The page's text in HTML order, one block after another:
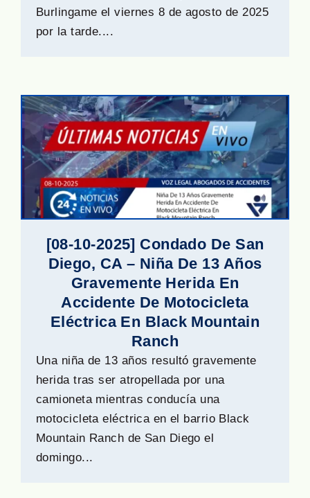
Burlingame el viernes 8 de agosto de 2025
por la tarde....
[08-10-2025] Condado De San
Diego, CA – Niña De 13 Años
Gravemente Herida En
Accidente De Motocicleta
Eléctrica En Black Mountain
Ranch
Una niña de 13 años resultó gravemente
herida tras ser atropellada por una
camioneta mientras conducía una
motocicleta eléctrica en el barrio Black
Mountain Ranch de San Diego el
domingo...